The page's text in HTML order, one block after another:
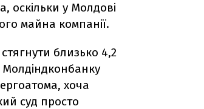
оскільки у Молдові
майна компанії.
близько 4,2
Молдіндконбанку
хоча
суд просто